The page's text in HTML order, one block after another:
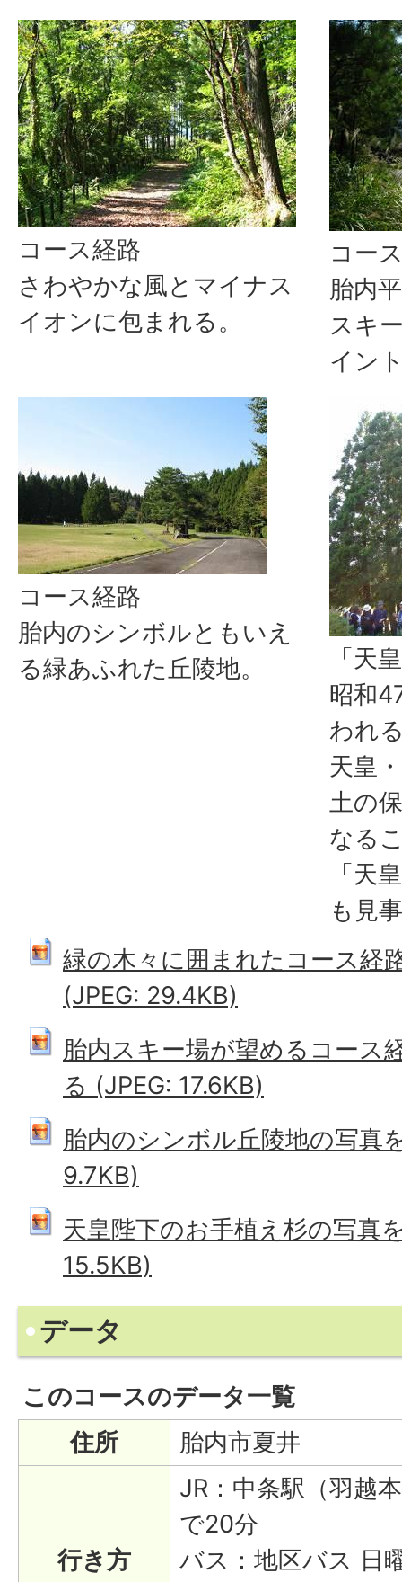
コース経路
さわやかな風とマイナス
イオンに包まれる。
コー
胎内
スキ
イン
コース経路
胎内のシンボルともいえ
る緑あふれた丘陵地。
「天
昭和
われ
天皇
土の
なる
「天
も見
緑の木々に囲まれたコース経
(JPEG: 29.4KB)
胎内スキー場が望めるコース
る (JPEG: 17.6KB)
胎内のシンボル丘陵地の写真
9.7KB)
天皇陛下のお手植え杉の写真
15.5KB)
データ
このコースのデータ一覧
住所
胎内市夏井
行き方
JR：中条駅（羽越
で20分
バス：地区バス 日